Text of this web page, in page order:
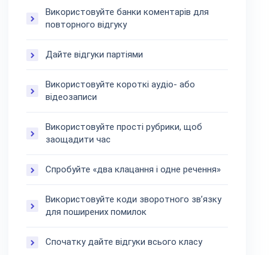
Використовуйте банки коментарів для
повторного відгуку
Дайте відгуки партіями
Використовуйте короткі аудіо- або
відеозаписи
Використовуйте прості рубрики, щоб
заощадити час
Спробуйте «два клацання і одне речення»
Використовуйте коди зворотного зв’язку
для поширених помилок
Спочатку дайте відгуки всього класу